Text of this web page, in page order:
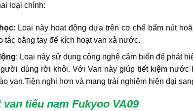
loại chính:
: Loại này hoạt động dựa trên cơ chế bấm nút
tác bằng tay để kích hoạt van xả nước.
: Loại này sử dụng công nghệ cảm biến để phát
dùng rời khỏi. Với Van này giúp tiết kiệm nước
van.Tiện nghi hơn và mang trải nghiệm hiện đại
tiểu nam Fukyoo VA09